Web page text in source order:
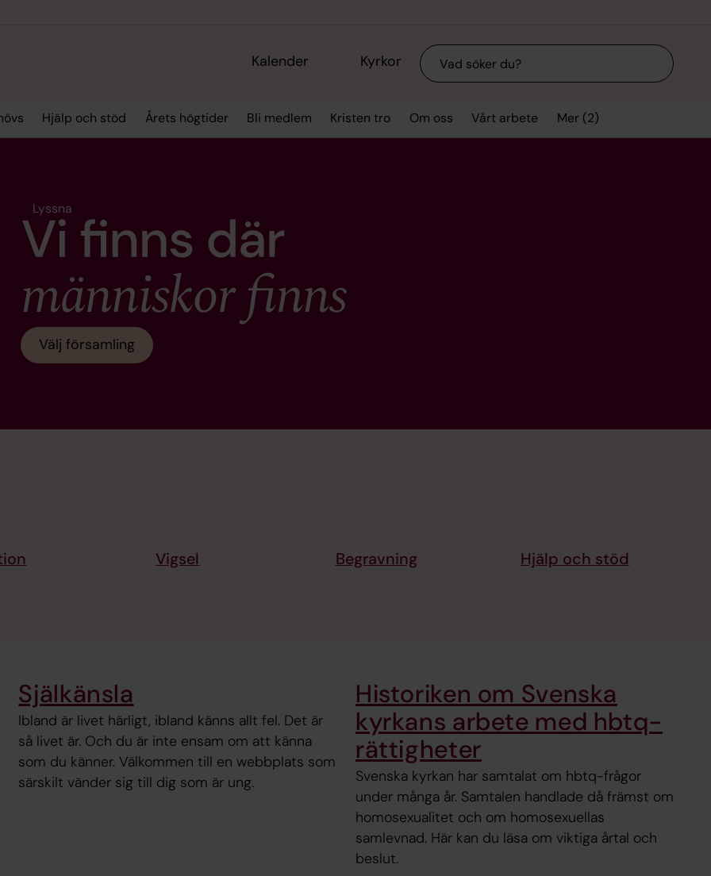
Kalender Kyrkor Sök
Hjälp och stöd Årets högtider Bli medlem Kristen tro Om oss Vårt arbete Mer (2)
Lyssna
Välj församling
Vigsel Begravning Hjälp och stöd
Själkänsla
Ibland är livet härligt, ibland känns allt fel. Det är
så livet är. Och du är inte ensam om att känna
som du känner. Välkommen till en webbplats som
särskilt vänder sig till dig som är ung.
Historiken om Svenska
kyrkans arbete med hbtq-
rättigheter
Svenska kyrkan har samtalat om hbtq-frågor
under många år. Samtalen handlade då främst om
homosexualitet och om homosexuellas
samlevnad. Här kan du läsa om viktiga årtal och
beslut.